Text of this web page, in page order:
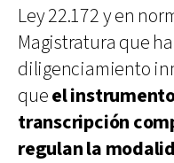
Ley 22.172 y en
Magistratura que
diligenciamiento
queel
transcripción
regulan la